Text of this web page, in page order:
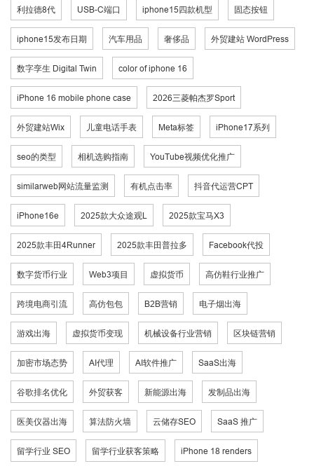
利拉德8代 USB-C端口 iphone15四款机型 固态按钮
iphone15发布日期 汽车用品 奢侈品 外贸建站 WordPress
数字孪生 Digital Twin color of iphone 16
iPhone 16 mobile phone case 2026三菱帕杰罗Sport
外贸建站Wix 儿童电话手表 Meta标签 iPhone17系列
seo的类型 相机选购指南 YouTube视频优化推广
similarweb网站流量监测 有机点击率 抖音代运营CPT
iPhone16e 2025款大众途观L 2025款宝马X3
2025款丰田4Runner 2025款丰田普拉多 Facebook代投
数字货币行业 Web3项目 虚拟货币 高仿鞋行业推广
跨境电商引流 高仿包包 B2B营销 电子烟出海
游戏出海 虚拟货币变现 机械设备行业营销 区块链营销
加密市场态势 AI代理 AI软件推广 SaaS出海
谷歌排名优化 外贸获客 新能源出海 发制品出海
医美仪器出海 算法防火墙 云储存SEO SaaS 推广
留学行业 SEO 留学行业获客策略 iPhone 18 renders